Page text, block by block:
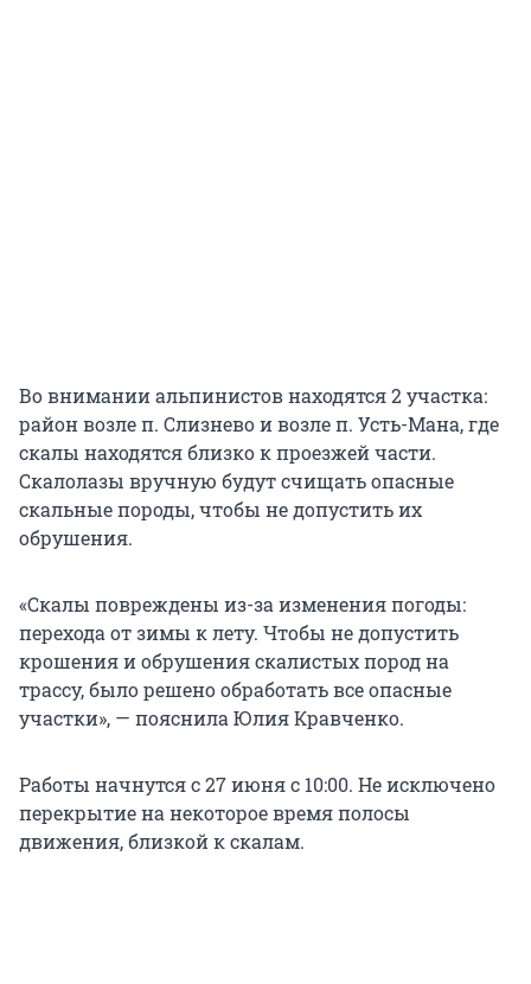
Во внимании альпинистов находятся 2 участка:
район возле п. Слизнево и возле п. Усть-Мана, где
скалы находятся близко к проезжей части.
Скалолазы вручную будут счищать опасные
скальные породы, чтобы не допустить их
обрушения.
«Скалы повреждены из-за изменения погоды:
перехода от зимы к лету. Чтобы не допустить
крошения и обрушения скалистых пород на
трассу, было решено обработать все опасные
участки», — пояснила Юлия Кравченко.
Работы начнутся с 27 июня с 10:00. Не исключено
перекрытие на некоторое время полосы
движения, близкой к скалам.